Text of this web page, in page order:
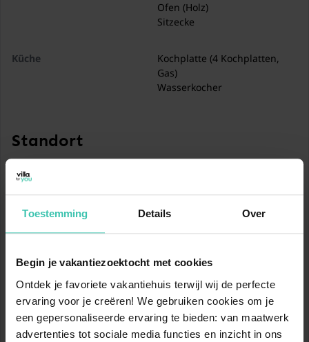
Toestemming Details Over
Begin je vakantiezoektocht met cookies
Ontdek je favoriete vakantiehuis terwijl wij de perfecte
ervaring voor je creëren! We gebruiken cookies om je
een gepersonaliseerde ervaring te bieden: van maatwerk
advertenties tot sociale media functies en inzicht in ons
Ofen (Holz)
Sitzecke
Küche
Kochplatte (4 Kochplatten,
Gas)
Wasserkocher
Geschirrspüler
Badezimmer
Dusche
Waschbecken
Standort
In der Nähe von
Meer Noordzeestrand
5 km
Meer Strand Noordzeestrand
5 km